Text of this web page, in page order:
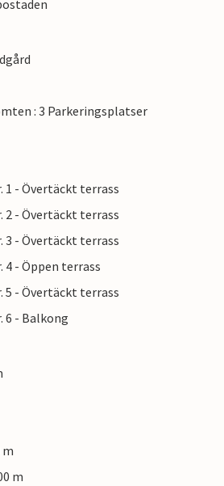
: 3 Parkeringsplatser
1 - Övertäckt terrass
2 - Övertäckt terrass
3 - Övertäckt terrass
4 - Öppen terrass
5 - Övertäckt terrass
6 - Balkong
m